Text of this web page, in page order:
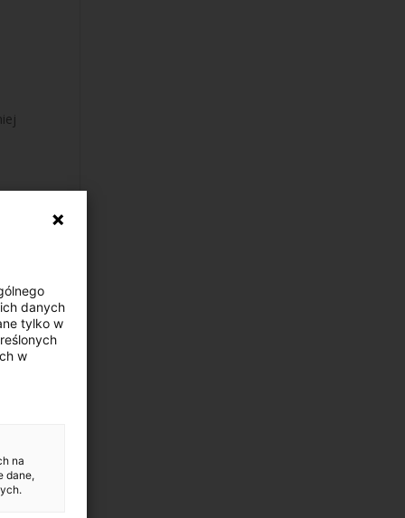
danych
tylko w
w
na
dane,